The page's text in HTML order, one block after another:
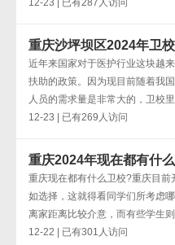
12-23 | 已有287人访问
重庆沙坪坝区2024年卫
近年来国家对于医护行业这块越
扶助的政策。因为现目前随着我
人员的需求量是非常大的，卫校
12-23 | 已有269人访问
重庆2024年现在都有什
重庆现在都有什么卫校?重庆目
如选择，这就得看同学们所考虑
离家距离比较介意，而有些学生
12-22 | 已有301人访问